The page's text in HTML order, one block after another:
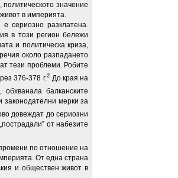
значение
в империята.
сериозно разклатена.
в този регион бележи
и политическа криза,
около разпадането
тези проблеми. Робите
376-378 г.2 До края на
обхванала балканските
мерки за
довеждат до сериозни
от набезите
по отношение на
От една страна
и обществен живот в